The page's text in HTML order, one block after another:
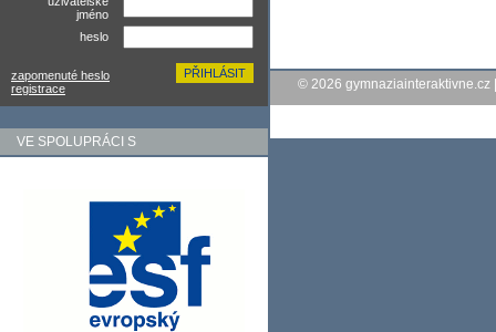
jméno
heslo
zapomenuté heslo
registrace
VE SPOLUPRÁCI S
© 2026 gymnaziainteraktivne.cz